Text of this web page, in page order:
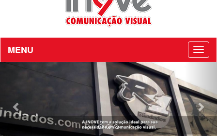
MENU
Previous